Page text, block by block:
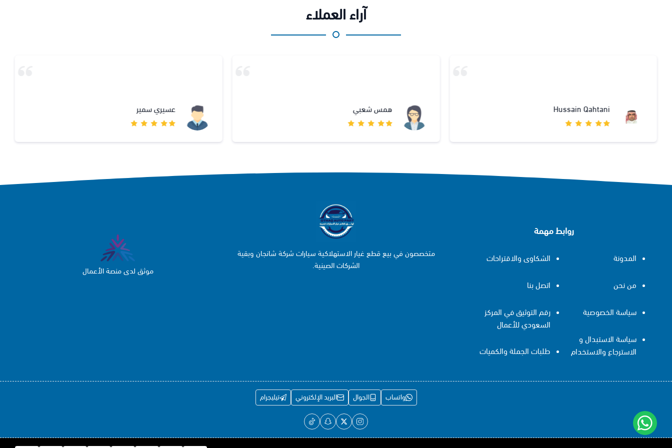
آراء العملاء
Hussain Qahtani همس شعبي عسيري سمير
روابط مهمة
المدونة
من نحن
سياسة الخصوصية
سياسة الاستبدال و
الاسترجاع والاستخدام
الشكاوى والاقتراحات
اتصل بنا
رقم التوثيق في المركز
السعودي للأعمال
طلبات الجملة والكميات
متخصصون في بيع قطع غيار الاستهلاكية سيارات شركة شانجان وبقية
الشركات الصينية.
موثق لدى منصة الأعمال
واتساب الجوال البريد الإلكتروني تيليجرام